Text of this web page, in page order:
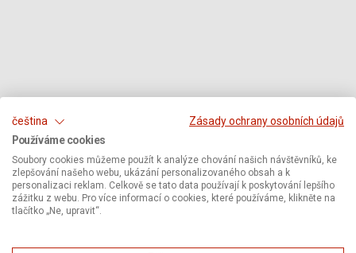
čeština
Zásady ochrany osobních údajů
Používáme cookies
Soubory cookies můžeme použít k analýze chování našich návštěvníků, ke
zlepšování našeho webu, ukázání personalizovaného obsah a k
personalizaci reklam. Celkově se tato data používají k poskytování lepšího
zážitku z webu. Pro více informací o cookies, které používáme, klikněte na
tlačítko „Ne, upravit“.